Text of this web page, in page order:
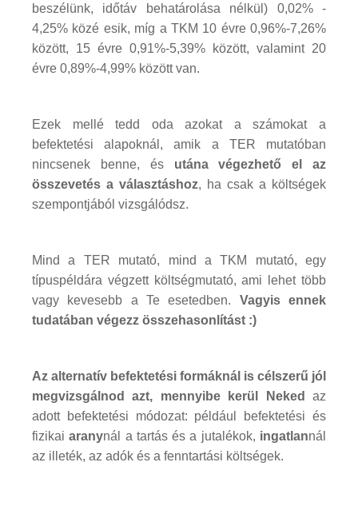
beszélünk, időtáv behatárolása nélkül) 0,02% -
4,25% közé esik, míg a TKM 10 évre 0,96%-7,26%
között, 15 évre 0,91%-5,39% között, valamint 20
évre 0,89%-4,99% között van.
Ezek mellé tedd oda azokat a számokat a
befektetési alapoknál, amik a TER mutatóban
nincsenek benne, és utána végezhető el az
összevetés a választáshoz, ha csak a költségek
szempontjából vizsgálódsz.
Mind a TER mutató, mind a TKM mutató, egy
típuspéldára végzett költségmutató, ami lehet több
vagy kevesebb a Te esetedben. Vagyis ennek
tudatában végezz összehasonlítást :)
Az alternatív befektetési formáknál is célszerű jól
megvizsgálnod azt, mennyibe kerül Neked
az
adott befektetési módozat: például befektetési és
fizikaiaranynál a tartás és a jutalékok, ingatlannál
az illeték, az adók és a fenntartási költségek.